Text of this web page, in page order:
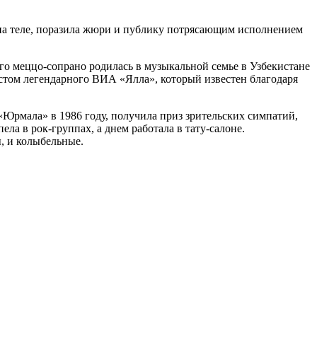
теле, поразила жюри и публику потрясающим исполнением
меццо-сопрано родилась в музыкальной семье в Узбекистане
легендарного ВИА «Ялла», который известен благодаря
в 1986 году, получила приз зрительских симпатий,
в рок-группах, а днем работала в тату-салоне.
и колыбельные.